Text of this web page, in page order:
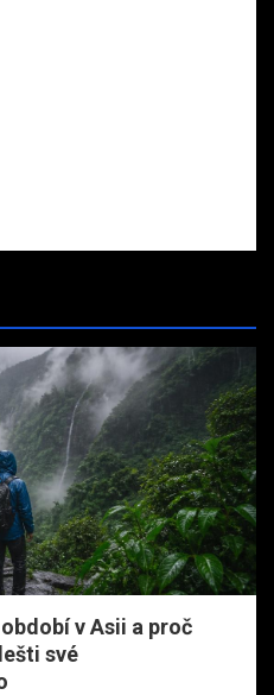
v Asii a proč
své